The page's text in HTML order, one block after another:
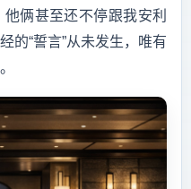
俩甚至还不停跟我安利
的“誓言”从未发生，唯有